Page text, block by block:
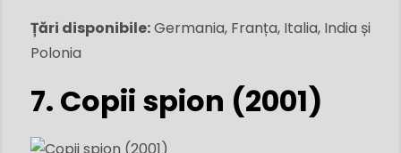
Țări disponibile:Germania, Franța, Italia, India și
Polonia
7. Copii spion (2001)